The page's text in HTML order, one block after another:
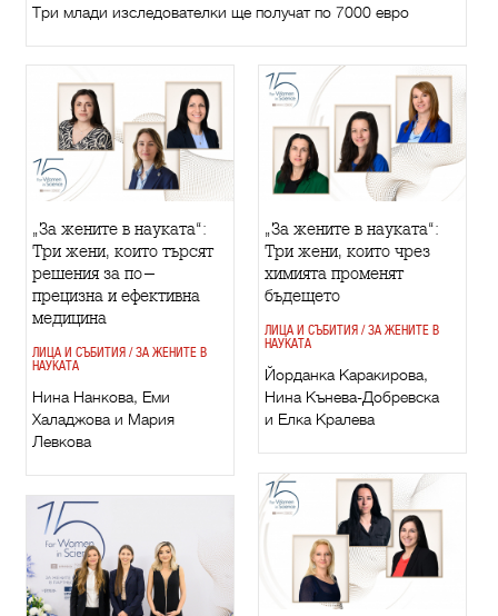
Три млади изследователки ще получат по 7000 евро
„За жените в науката“:
Три жени, които търсят
решения за по-
прецизна и ефективна
медицина
ЛИЦА И СЪБИТИЯ / ЗА ЖЕНИТЕ В
НАУКАТА
Нина Нанкова, Еми
Халаджова и Мария
Левкова
„За жените в науката“:
Три жени, които чрез
химията променят
бъдещето
ЛИЦА И СЪБИТИЯ / ЗА ЖЕНИТЕ В
НАУКАТА
Йорданка Каракирова,
Нина Кънева-Добрeвска
и Елка Кралева